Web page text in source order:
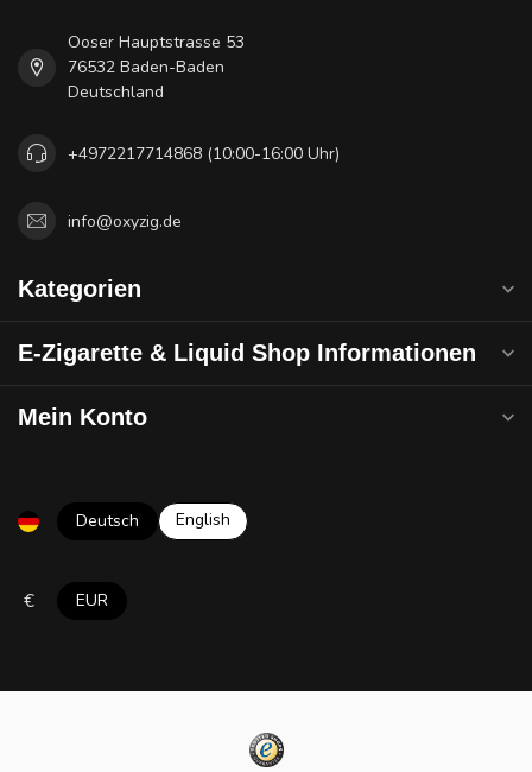
Ooser Hauptstrasse 53
76532 Baden-Baden
Deutschland
+4972217714868 (10:00-16:00 Uhr)
info@oxyzig.de
Kategorien
E-Zigarette & Liquid Shop Informationen
Mein Konto
Deutsch English
€ EUR